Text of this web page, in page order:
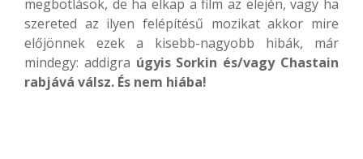
megbotlások, de ha elkap a film az elején, vagy ha
szereted az ilyen felépítésű mozikat akkor mire
előjönnek ezek a kisebb-nagyobb hibák, már
mindegy: addigra úgyis Sorkin és/vagy Chastain
rabjává válsz. És nem hiába!